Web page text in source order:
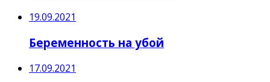
19.09.2021
Беременность на убой
17.09.2021